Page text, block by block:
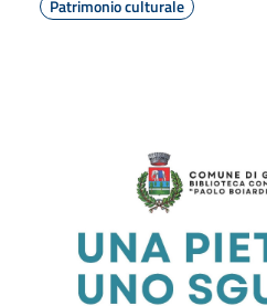
Patrimonio culturale